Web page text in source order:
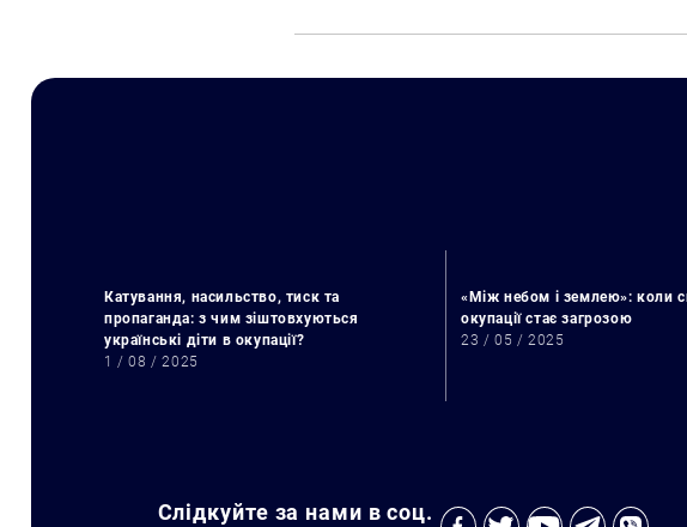
Катування, насильство, тиск та
пропаганда: з чим зіштовхуються
українські діти в окупації?
1 / 08 / 2025
«Між небом і землею»: коли
окупації стає загрозою
23 / 05 / 2025
Слідкуйте за нами в соц.